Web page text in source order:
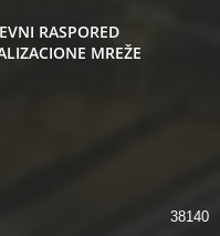
RASPORED
MREŽE
38140